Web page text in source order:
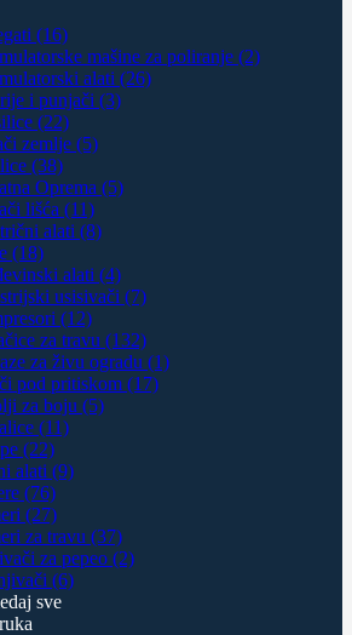
(16)
mašine za poliranje (2)
alati (26)
i punjači (3)
(22)
zemlje (5)
(38)
Oprema (5)
lišća (11)
alati (8)
(18)
alati (4)
usisivači (7)
(12)
za travu (132)
za živu ogradu (1)
pod pritiskom (17)
za boju (5)
(11)
(22)
alati (9)
(76)
(27)
za travu (37)
za pepeo (2)
(6)
sve